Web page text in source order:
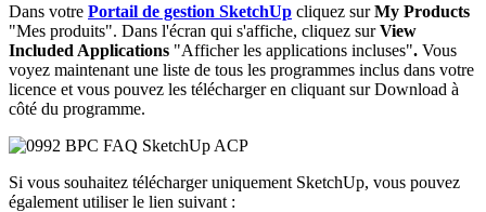
Dans votre Portail de gestion SketchUp cliquez surMy Products
"Mes produits". Dans l'écran qui s'affiche, cliquez surView
Included Applications "Afficher les applications incluses". Vous
voyez maintenant une liste de tous les programmes inclus dans votre
licence et vous pouvez les télécharger en cliquant sur Download à
côté du programme.
Si vous souhaitez télécharger uniquement SketchUp, vous pouvez
également utiliser le lien suivant :